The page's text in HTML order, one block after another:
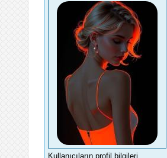
Kullanıcıların profil bilgileri